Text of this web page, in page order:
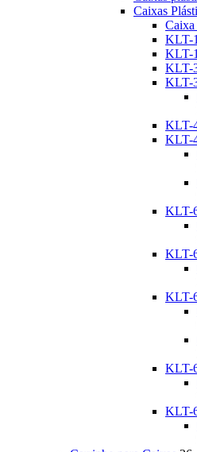
Caixas
KLT-
KLT-
KLT-
KLT-
KLT-
KLT-
KLT-
KLT-
KLT-
KLT-
KLT-